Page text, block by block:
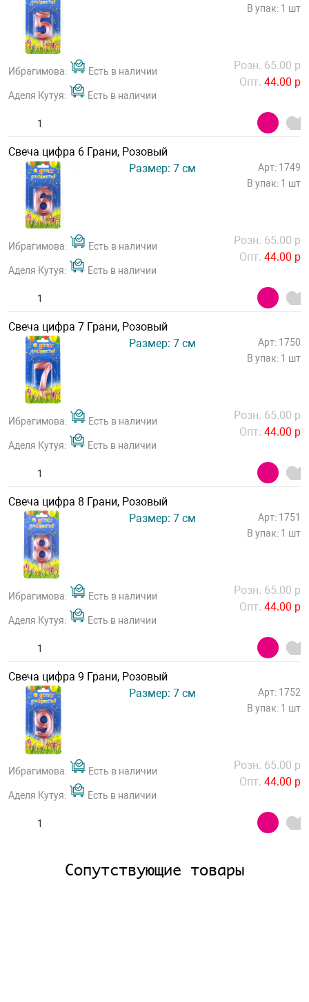
В упак: 1 шт
Ибрагимова: Есть в наличии
Аделя Кутуя: Есть в наличии
Розн. 65.00 р
Опт. 44.00 р
Свеча цифра 6 Грани, Розовый
Размер: 7 см
Арт: 1749
В упак: 1 шт
Ибрагимова: Есть в наличии
Аделя Кутуя: Есть в наличии
Розн. 65.00 р
Опт. 44.00 р
Свеча цифра 7 Грани, Розовый
Размер: 7 см
Арт: 1750
В упак: 1 шт
Ибрагимова: Есть в наличии
Аделя Кутуя: Есть в наличии
Розн. 65.00 р
Опт. 44.00 р
Свеча цифра 8 Грани, Розовый
Размер: 7 см
Арт: 1751
В упак: 1 шт
Ибрагимова: Есть в наличии
Аделя Кутуя: Есть в наличии
Розн. 65.00 р
Опт. 44.00 р
Свеча цифра 9 Грани, Розовый
Размер: 7 см
Арт: 1752
В упак: 1 шт
Ибрагимова: Есть в наличии
Аделя Кутуя: Есть в наличии
Розн. 65.00 р
Опт. 44.00 р
Сопутствующие товары